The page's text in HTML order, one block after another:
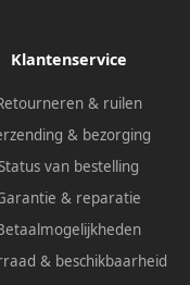
Klantenservice
& ruilen
& bezorging
van bestelling
& reparatie
& beschikbaarheid